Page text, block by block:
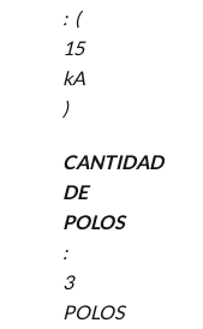
: (
15
kA
)
CANTIDAD
DE
POLOS
:
3
POLOS